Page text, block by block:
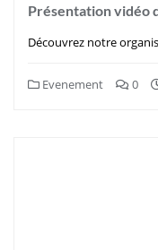
Présentation vidéo
Découvrez notre
Evenement 0